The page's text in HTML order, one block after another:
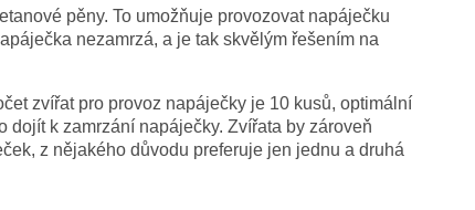
pěny. To umožňuje provozovat napáječku
nezamrzá, a je tak skvělým řešením na
zvířat pro provoz napáječky je 10 kusů, optimální
dojít k zamrzání napáječky. Zvířata by zároveň
z nějakého důvodu preferuje jen jednu a druhá